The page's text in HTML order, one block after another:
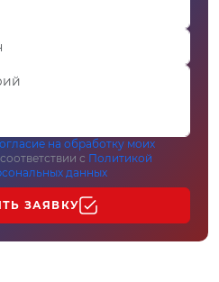
на обработку моих
с Политикой
данных
ЗАЯВКУ